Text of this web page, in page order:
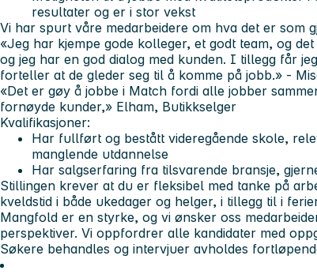
resultater og er i stor vekst
Vi har spurt våre medarbeidere om hva det er som
«Jeg har kjempe gode kolleger, et godt team, og
og jeg har en god dialog med kunden. I tillegg får
forteller at de gleder seg til å komme på jobb.» -
«Det er gøy å jobbe i Match fordi alle jobber
fornøyde kunder,» Elham, Butikkselger
Kvalifikasjoner:
Har fullført og bestått videregående skole,
manglende utdannelse
Har salgserfaring fra tilsvarende bransje,
Stillingen krever at du er fleksibel med tanke på
kveldstid i både ukedager og helger, i tillegg til i
Mangfold er en styrke, og vi ønsker oss
perspektiver. Vi oppfordrer alle kandidater med
Søkere behandles og intervjuer avholdes